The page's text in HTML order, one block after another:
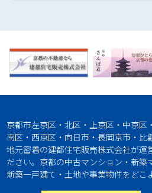
京都市左京区・北区・上京区・中京区
南区・西京区・向日市・長岡京市・比
地元密着の建都住宅販売株式会社が運
ださい。京都の中古マンション・新築
新築一戸建て・土地や事業物件をどこ